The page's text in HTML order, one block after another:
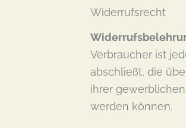
Widerrufsrecht
Verbraucher ist
abschließt, die
ihrer
werden können.